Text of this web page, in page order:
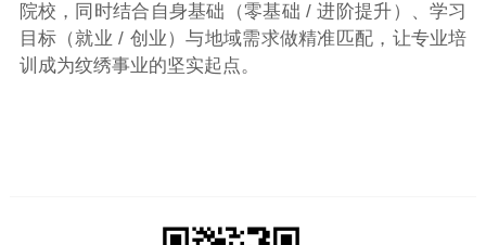
院校，同时结合自身基础（零基础 / 进阶提升）、学习
目标（就业 / 创业）与地域需求做精准匹配，让专业培
训成为纹绣事业的坚实起点。